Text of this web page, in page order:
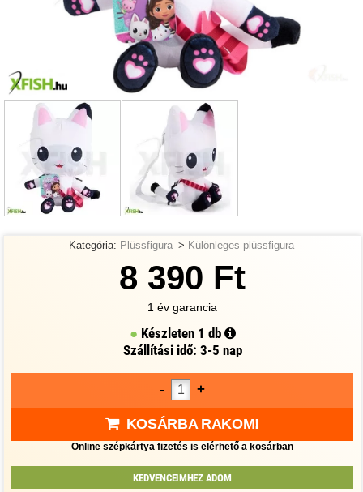
Kategória: Plüssfigura > Különleges plüssfigura
8 390 Ft
1 év garancia
Készleten 1 db
Szállítási idő: 3-5 nap
- +
KOSÁRBA RAKOM!
Online szépkártya fizetés is elérhető a kosárban
KEDVENCEIMHEZ ADOM